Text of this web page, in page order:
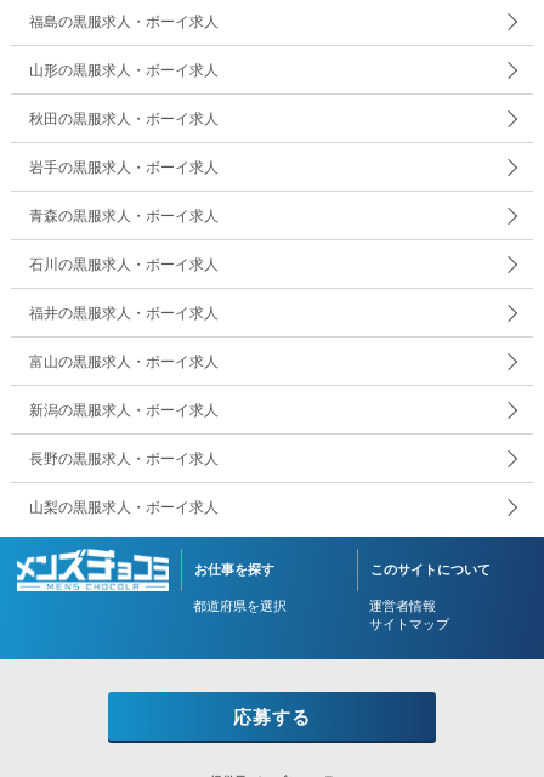
福島の黒服求人・ボーイ求人
山形の黒服求人・ボーイ求人
秋田の黒服求人・ボーイ求人
岩手の黒服求人・ボーイ求人
青森の黒服求人・ボーイ求人
石川の黒服求人・ボーイ求人
福井の黒服求人・ボーイ求人
富山の黒服求人・ボーイ求人
新潟の黒服求人・ボーイ求人
長野の黒服求人・ボーイ求人
山梨の黒服求人・ボーイ求人
応募する
お仕事を探す
都道府県を選択
このサイトについて
運営者情報
サイトマップ
キャバクラボーイ・黒服求人【メンズチョコラ】, Inc. All Rights Reserved.